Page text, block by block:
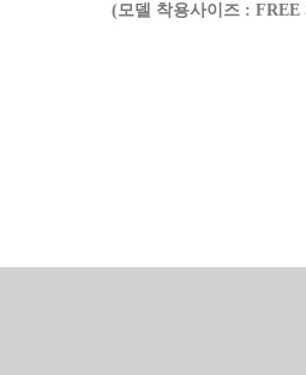
(모델 착용사이즈 : FREE